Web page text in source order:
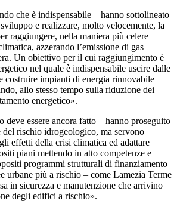
che è indispensabile – hanno sottolineato
e realizzare, molto velocemente, la
raggiungere, nella maniera più celere
azzerando l’emissione di gas
Un obiettivo per il cui raggiungimento è
nel quale è indispensabile uscire dalle
costruire impianti di energia rinnovabile
allo stesso tempo sulla riduzione dei
energetico».
deve essere ancora fatto – hanno proseguito
del rischio idrogeologico, ma servono
effetti della crisi climatica ed adattare
piani mettendo in atto competenze e
programmi strutturali di finanziamento
urbane più a rischio – come Lamezia Terme
in sicurezza e manutenzione che arrivino
degli edifici a rischio».